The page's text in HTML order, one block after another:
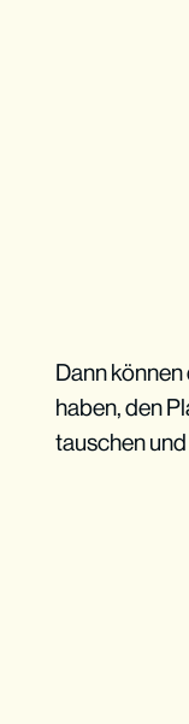
Dann
haben, den
tauschen